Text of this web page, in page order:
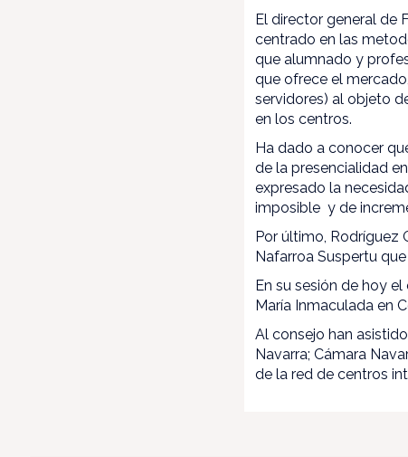
El director general de
centrado en las
que alumnado y
que ofrece el
servidores) al objeto
en los centros.
Ha dado a conocer
de la presencialidad
expresado la
imposible y de
Por último, Rodríguez
Nafarroa Suspertu
En su sesión de hoy
María Inmaculada en
Al consejo han
Navarra; Cámara
de la red de centros